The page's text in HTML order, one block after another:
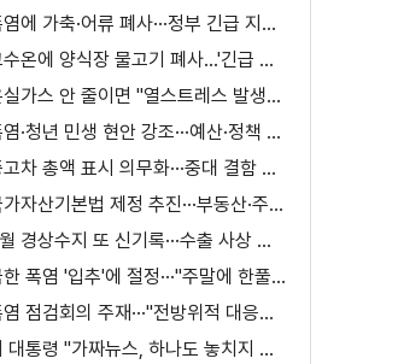
폭염에 가축·어류 폐사···정부 긴급 지원책 마련
고수온에 양식장 물고기 폐사...'긴급 방류' 지원
온실가스 안 줄이면 "열스트레스 발생일 29배 증가"
폭염·청년 민생 현안 강조···예산·정책 방향 제시
중고차 총액 표시 의무화···중대 결함 시 '계약 해제'
국가자산기본법 제정 추진···부동산·주식 등 통합 관리
6월 경상수지 또 신기록···수출 사상 첫 1천억 달러
극한 폭염 '입추'에 절정···"주말에 한풀 꺾인다"
폭염 점검회의 주재···"전방위적 대응체계 가동"
이 대통령 "가짜뉴스, 하나도 놓치지 말고 바로잡아야"